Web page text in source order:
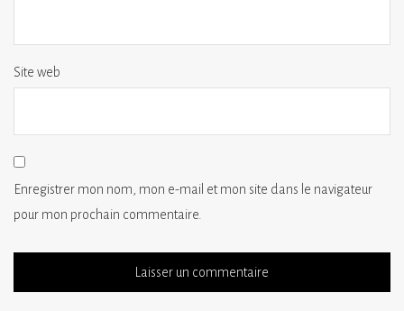
Site web
Enregistrer mon nom, mon e-mail et mon site dans le navigateur
pour mon prochain commentaire.